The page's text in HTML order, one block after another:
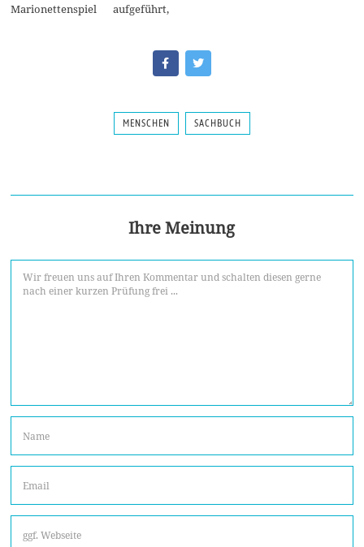
Marionettenspiel aufgeführt,
MENSCHEN SACHBUCH
Ihre Meinung